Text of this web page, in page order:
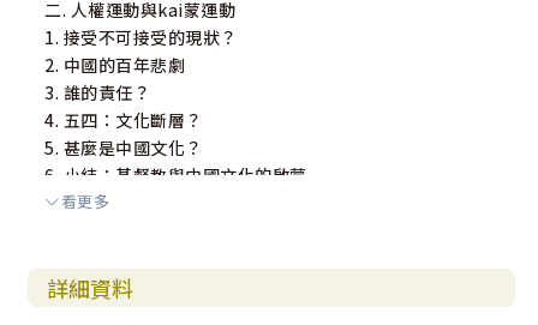
二. 人權運動與kai蒙運動
1. 接受不可接受的現狀？
2. 中國的百年悲劇
3. 誰的責任？
4. 五四：文化斷層？
5. 甚麼是中國文化？
6. 小結：基督教與中國文化的啟蒙
2. 抗爭可以是一種屬靈氣質
看更多
詳細資料